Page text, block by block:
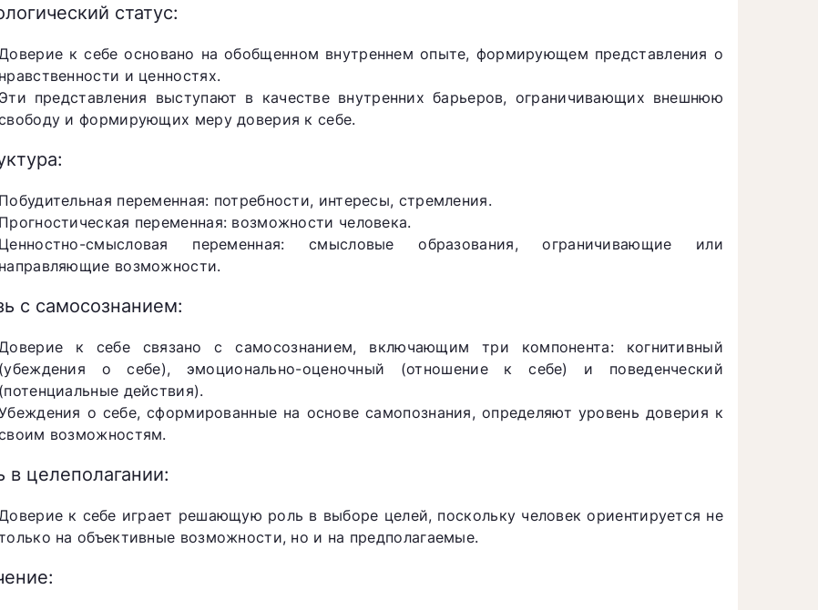
статус:
к себе основано на обобщенном внутреннем опыте, формирующем представления о
нравственности и ценностях.
Эти представления выступают в качестве внутренних барьеров, ограничивающих внешнюю
и формирующих меру доверия к себе.
Побудительная переменная: потребности, интересы, стремления.
Прогностическая переменная: возможности человека.
Ценностно-смысловая переменная: смысловые образования, ограничивающие или
направляющие возможности.
с самосознанием:
к себе связано с самосознанием, включающим три компонента: когнитивный
(убеждения о себе), эмоционально-оценочный (отношение к себе) и поведенческий
(потенциальные действия).
о себе, сформированные на основе самопознания, определяют уровень доверия к
возможностям.
в целеполагании:
к себе играет решающую роль в выборе целей, поскольку человек ориентируется не
на объективные возможности, но и на предполагаемые.